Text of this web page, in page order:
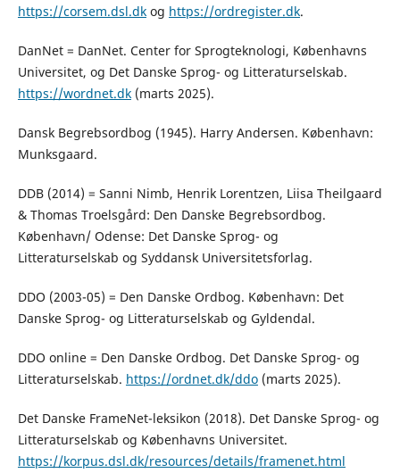
https://corsem.dsl.dkog https://ordregister.dk.
DanNet = DanNet. Center for Sprogteknologi, Københavns
Universitet, og Det Danske Sprog- og Litteraturselskab.
https://wordnet.dk(marts 2025).
Dansk Begrebsordbog (1945). Harry Andersen. København:
Munksgaard.
DDB (2014) = Sanni Nimb, Henrik Lorentzen, Liisa Theilgaard
& Thomas Troelsgård: Den Danske Begrebsordbog.
København/ Odense: Det Danske Sprog- og
Litteraturselskab og Syddansk Universitetsforlag.
DDO (2003-05) = Den Danske Ordbog. København: Det
Danske Sprog- og Litteraturselskab og Gyldendal.
DDO online = Den Danske Ordbog. Det Danske Sprog- og
Litteraturselskab. https://ordnet.dk/ddo(marts 2025).
Det Danske FrameNet-leksikon (2018). Det Danske Sprog- og
Litteraturselskab og Københavns Universitet.
https://korpus.dsl.dk/resources/details/framenet.html